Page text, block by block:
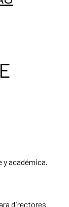
académica.
directores